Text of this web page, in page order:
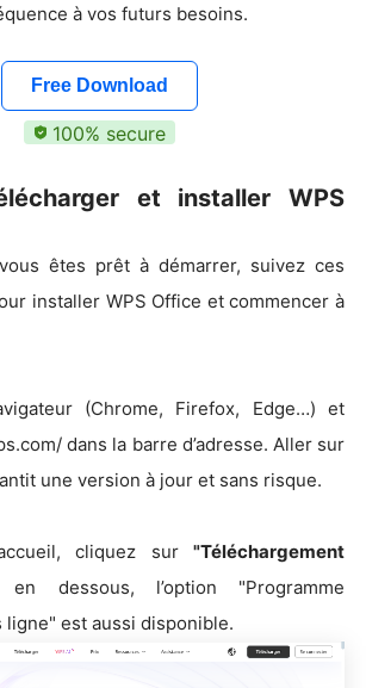
à vos futurs besoins.
Free Download
100% secure
et installer WPS
êtes prêt à démarrer, suivez ces
installer WPS Office et commencer à
(Chrome, Firefox, Edge…) et
dans la barre d’adresse. Aller sur
une version à jour et sans risque.
cliquez sur "Téléchargement
dessous, l’option "Programme
ligne" est aussi disponible.